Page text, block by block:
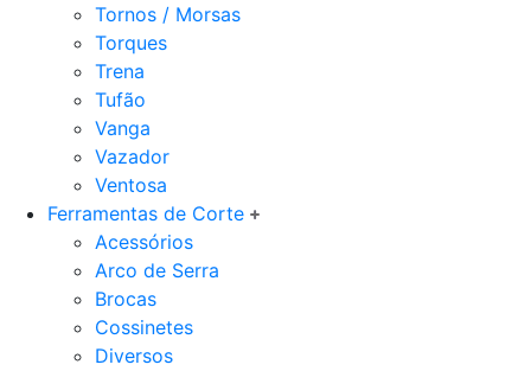
Tornos / Morsas
Torques
Trena
Tufão
Vanga
Vazador
Ventosa
Ferramentas de Corte
Acessórios
Arco de Serra
Brocas
Cossinetes
Diversos